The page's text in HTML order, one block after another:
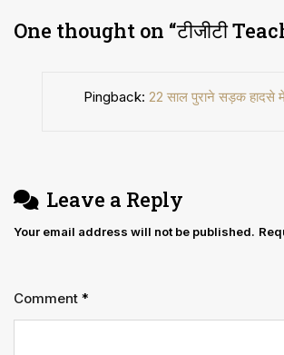
One thought on “टीजीटी
Pingback: 22 साल पुराने सड़क
Leave a Reply
Your email address will not be published.
Comment *